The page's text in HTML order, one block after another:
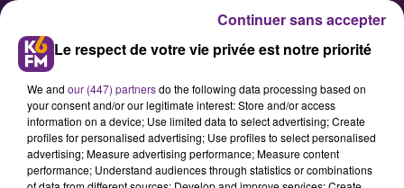
Le respect de votre vie privée est notre priorité
We and our (447) partnersdo the following data processing based on
your consent and/or our legitimate interest: Store and/or access
information on a device; Use limited data to select advertising; Create
profiles for personalised advertising; Use profiles to select personalised
advertising; Measure advertising performance; Measure content
performance; Understand audiences through statistics or combinations
Continuer sans accepter